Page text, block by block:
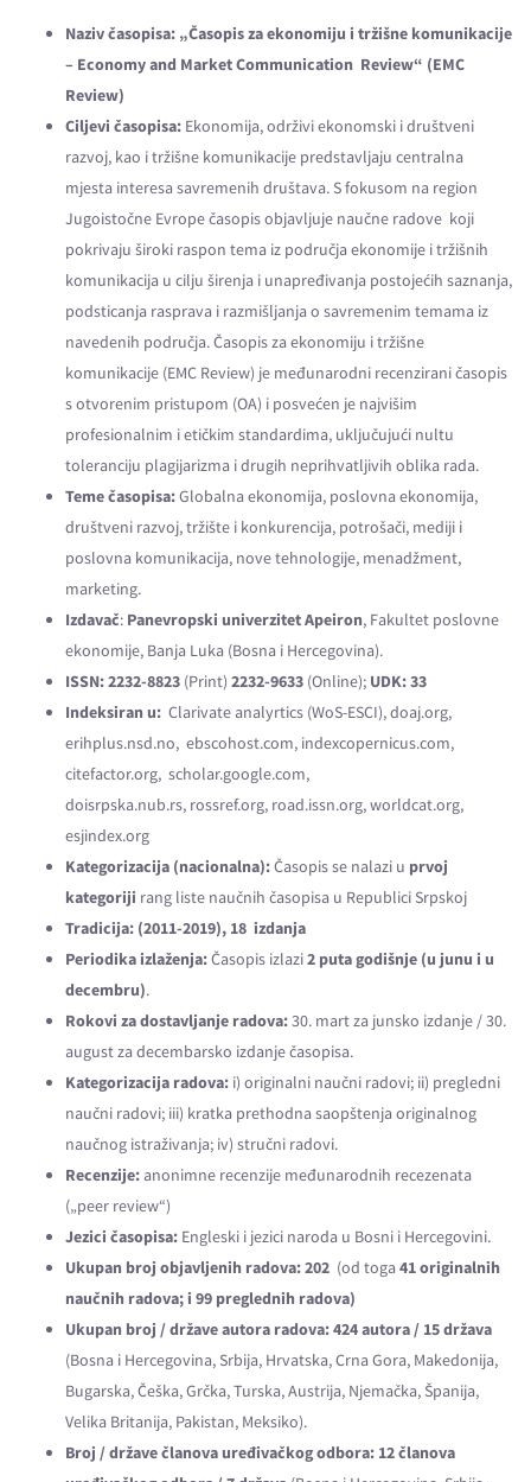
Naziv časopisa: „Časopis za ekonomiju i tržišne komunikacije
– Economy and Market Communication Review“ (EMC
Review)
Ciljevi časopisa: Ekonomija, održivi ekonomski i društveni
razvoj, kao i tržišne komunikacije predstavljaju centralna
mjesta interesa savremenih društava. S fokusom na region
Jugoistočne Evrope časopis objavljuje naučne radove koji
pokrivaju široki raspon tema iz područja ekonomije i tržišnih
komunikacija u cilju širenja i unapređivanja postojećih saznanja,
podsticanja rasprava i razmišljanja o savremenim temama iz
navedenih područja. Časopis za ekonomiju i tržišne
komunikacije (EMC Review) je međunarodni recenzirani časopis
s otvorenim pristupom (OA) i posvećen je najvišim
profesionalnim i etičkim standardima, uključujući nultu
toleranciju plagijarizma i drugih neprihvatljivih oblika rada.
Teme časopisa:Globalna ekonomija, poslovna ekonomija,
društveni razvoj, tržište i konkurencija, potrošači, mediji i
poslovna komunikacija, nove tehnologije, menadžment,
marketing.
Izdavač: Panevropski univerzitet Apeiron, Fakultet poslovne
ekonomije, Banja Luka (Bosna i Hercegovina).
ISSN:2232-8823 (Print) 2232-9633 (Online); UDK: 33
Indeksiran u: Clarivate analyrtics (WoS-ESCI), doaj.org,
erihplus.nsd.no, ebscohost.com, indexcopernicus.com,
citefactor.org, scholar.google.com,
doisrpska.nub.rs, rossref.org, road.issn.org, worldcat.org,
esjindex.org
Kategorizacija (nacionalna):Časopis se nalazi u prvoj
kategoriji rang liste naučnih časopisa u Republici Srpskoj
Tradicija: (2011-2019), 18 izdanja
Periodika izlaženja:Časopis izlazi2 puta godišnje (u junu i u
decembru).
Rokovi za dostavljanje radova:30. mart za junsko izdanje / 30.
august za decembarsko izdanje časopisa.
Kategorizacija radova: i) originalni naučni radovi; ii) pregledni
naučni radovi; iii) kratka prethodna saopštenja originalnog
naučnog istraživanja; iv) stručni radovi.
Recenzije: anonimne recenzije međunarodnih recezenata
(„peer review“)
Jezici časopisa: Engleski i jezici naroda u Bosni i Hercegovini.
Ukupan broj objavljenih radova:202 (od toga 41 originalnih
naučnih radova; i 99 preglednih radova)
Ukupan broj / države autora radova:424 autora / 15 država
(Bosna i Hercegovina, Srbija, Hrvatska, Crna Gora, Makedonija,
Bugarska, Češka, Grčka, Turska, Austrija, Njemačka, Španija,
Velika Britanija, Pakistan, Meksiko).
Broj / državečlanova uređivačkog odbora: 12članova